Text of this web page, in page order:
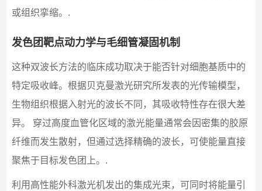
或组织挛缩。.
发色团靶点动力学与毛细管凝固机制
这种双波长方法的临床成功取决于能否针对细胞基质中的
特定吸收峰。根据贝克曼激光研究所发表的光传输模型，
生物组织根据入射光的波长不同，其吸收特性存在很大差
异。 穿过高度血管化区域的激光能量通常会因密集的胶原
纤维而发生散射，但通过选择精确的波长，可使能量直接
聚焦于目标发色团上。.
利用高性能外科激光机发出的集成光束，可同时将能量引